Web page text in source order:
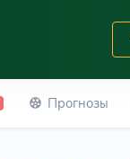
Прогнозы